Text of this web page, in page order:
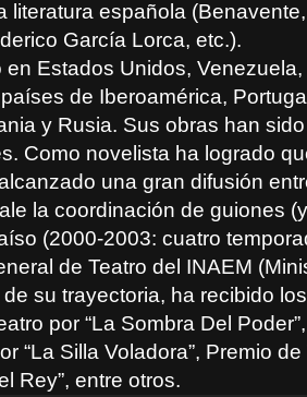
literatura española
García Lorca, etc.).
Estados Unidos, Venezuela,
de Iberoamérica,
y Rusia. Sus obras han
Como novelista ha logrado
una gran difusión
la coordinación de guiones
(2000-2003: cuatro
de Teatro del INAEM
su trayectoria, ha recibido
por “La Sombra Del
“La Silla Voladora”, Premio de
Rey”, entre otros.